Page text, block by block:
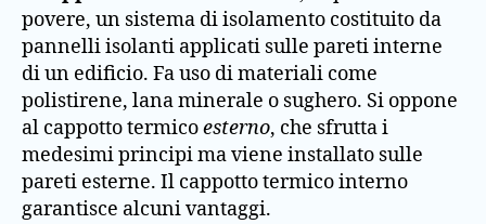
povere, un sistema di isolamento costituito da
pannelli isolanti applicati sulle pareti interne
di un edificio. Fa uso di materiali come
polistirene, lana minerale o sughero. Si oppone
al cappotto termicoesterno, che sfrutta i
medesimi principi ma viene installato sulle
pareti esterne. Il cappotto termico interno
garantisce alcuni vantaggi.